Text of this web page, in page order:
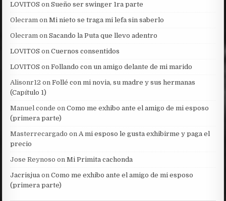
LOVITOS onSueño ser swinger 1ra parte
Olecram onMi nieto se traga mi lefa sin saberlo
Olecram onSacando la Puta que llevo adentro
LOVITOS onCuernos consentidos
LOVITOS onFollando con un amigo delante de mi marido
Alisonr12 onFollé con mi novia, su madre y sus hermanas
(Capítulo 1)
Manuel conde onComo me exhibo ante el amigo de mi esposo
(primera parte)
Masterrecargado onA mi esposo le gusta exhibirme y paga el
precio
Jose Reynoso onMi Primita cachonda
Jacrisjua onComo me exhibo ante el amigo de mi esposo
(primera parte)